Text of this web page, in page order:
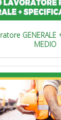
GENERALE
MEDIO